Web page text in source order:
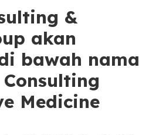
&
akan
bawah nama
Medicine